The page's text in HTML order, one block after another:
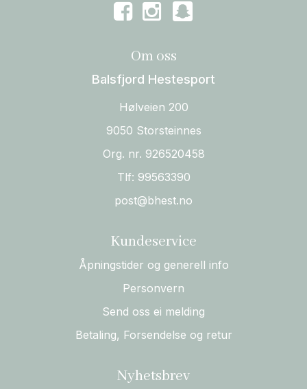
Om oss
Balsfjord Hestesport
Hølveien 200
9050 Storsteinnes
Org. nr. 926520458
Tlf: 99563390
post@bhest.no
Kundeservice
Åpningstider og generell info
Personvern
Send oss ei melding
Betaling, Forsendelse og retur
Nyhetsbrev